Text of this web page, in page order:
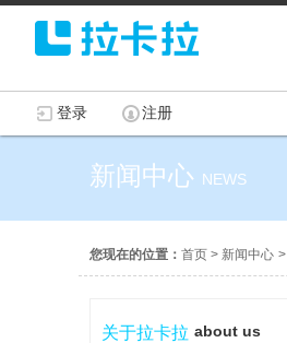
登录 注册
新闻中心 NEWS
您现在的位置： 首页 > 新闻中心 >
关于拉卡拉 about us